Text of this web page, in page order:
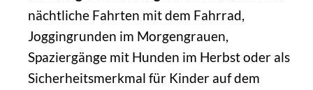
nächtliche Fahrten mit dem Fahrrad,
Joggingrunden im Morgengrauen,
Spaziergänge mit Hunden im Herbst oder als
Sicherheitsmerkmal für Kinder auf dem